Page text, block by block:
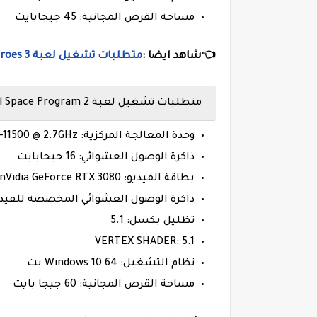
مساحة القرص المجانية: 45 جيجابايت
👈شاهد ايضا :متطلبات تشغيل لعبة Company of Heroes 3 للكمبيوتر
متطلبات تشغيل لعبة Kerbal Space Program 2 الموصى بها
وحدة المعالجة المركزية: Intel i5-11500 @ 2.7GHz أو AMD Ryzen 5 3600 6-Core @ 3.6GHz
ذاكرة الوصول العشوائي: 16 جيجابايت
بطاقة الفيديو: nVidia GeForce RTX 3080 أو AMD Radeon RX 6800 XT
ذاكرة الوصول العشوائي المخصصة للفيديو: 10240
تظليل بكسل: 5.1
VERTEX SHADER: 5.1
نظام التشغيل: Windows 10 64 بت
مساحة القرص المجانية: 60 جيجا بايت